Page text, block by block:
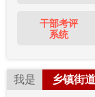
干部考评
系统
我是 乡镇街